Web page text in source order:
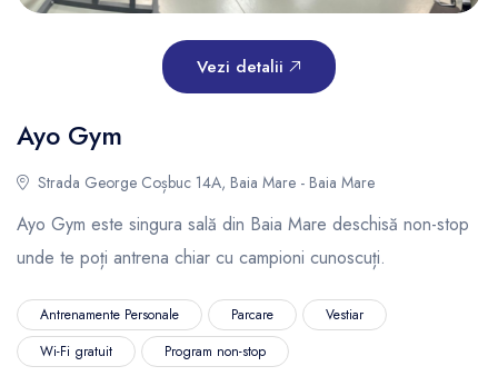
Vezi detalii
Ayo Gym
Strada George Coșbuc 14A, Baia Mare - Baia Mare
Ayo Gym este singura sală din Baia Mare deschisă non-stop
unde te poți antrena chiar cu campioni cunoscuți.
Antrenamente Personale Parcare
Vestiar
Wi-Fi gratuit
Program non-stop